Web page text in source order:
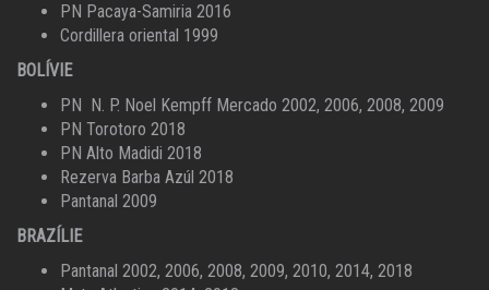
PN Pacaya-Samiria 2016
Cordillera oriental 1999
BOLÍVIE
PN N. P. Noel Kempff Mercado 2002, 2006, 2008, 2009
PN Torotoro 2018
PN Alto Madidi 2018
Rezerva Barba Azúl 2018
Pantanal 2009
BRAZÍLIE
Pantanal 2002, 2006, 2008, 2009, 2010, 2014, 2018